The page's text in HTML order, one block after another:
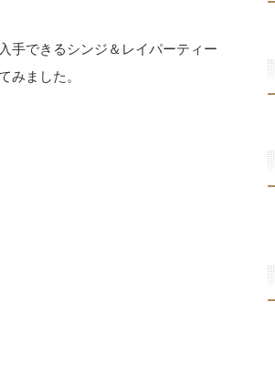
手できるシンジ＆レイパーティー
みました。